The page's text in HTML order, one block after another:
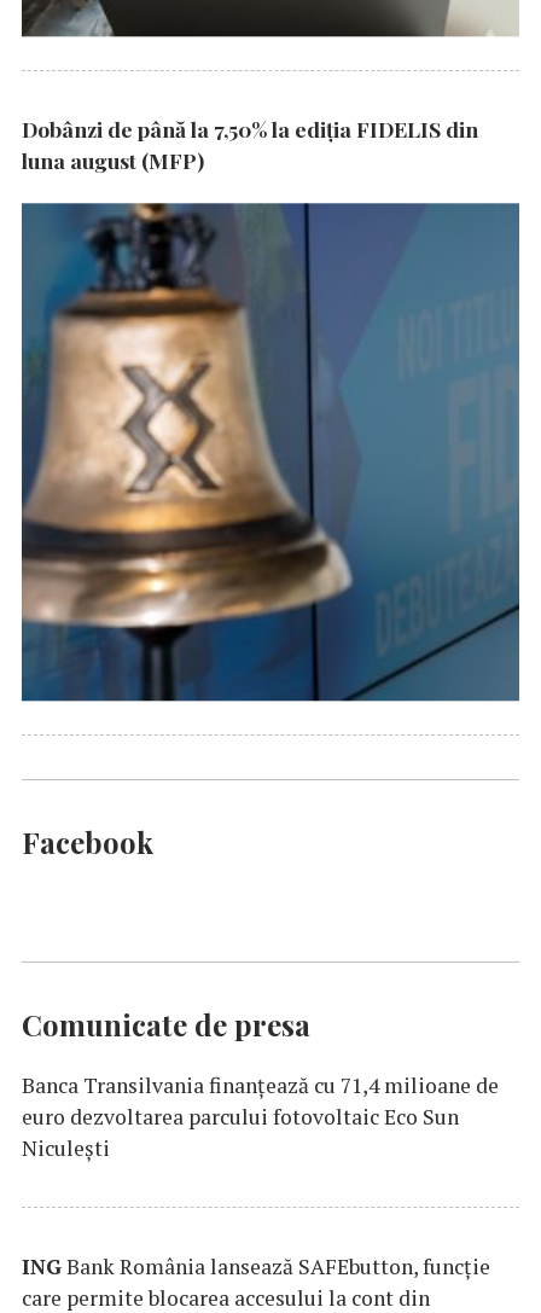
Dobânzi de până la 7,50% la ediția FIDELIS din
luna august (MFP)
Facebook
Comunicate de presa
Banca Transilvania finanțează cu 71,4 milioane de
euro dezvoltarea parcului fotovoltaic Eco Sun
Niculești
INGBank România lansează SAFEbutton, funcţie
care permite blocarea accesului la cont din